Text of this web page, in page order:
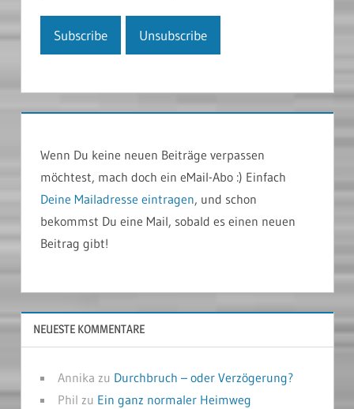
Wenn Du keine neuen Beiträge verpassen
möchtest, mach doch ein eMail-Abo :) Einfach
Deine Mailadresse eintragen, und schon
bekommst Du eine Mail, sobald es einen neuen
Beitrag gibt!
NEUESTE KOMMENTARE
Annika zu Durchbruch – oder Verzögerung?
Phil zu Ein ganz normaler Heimweg